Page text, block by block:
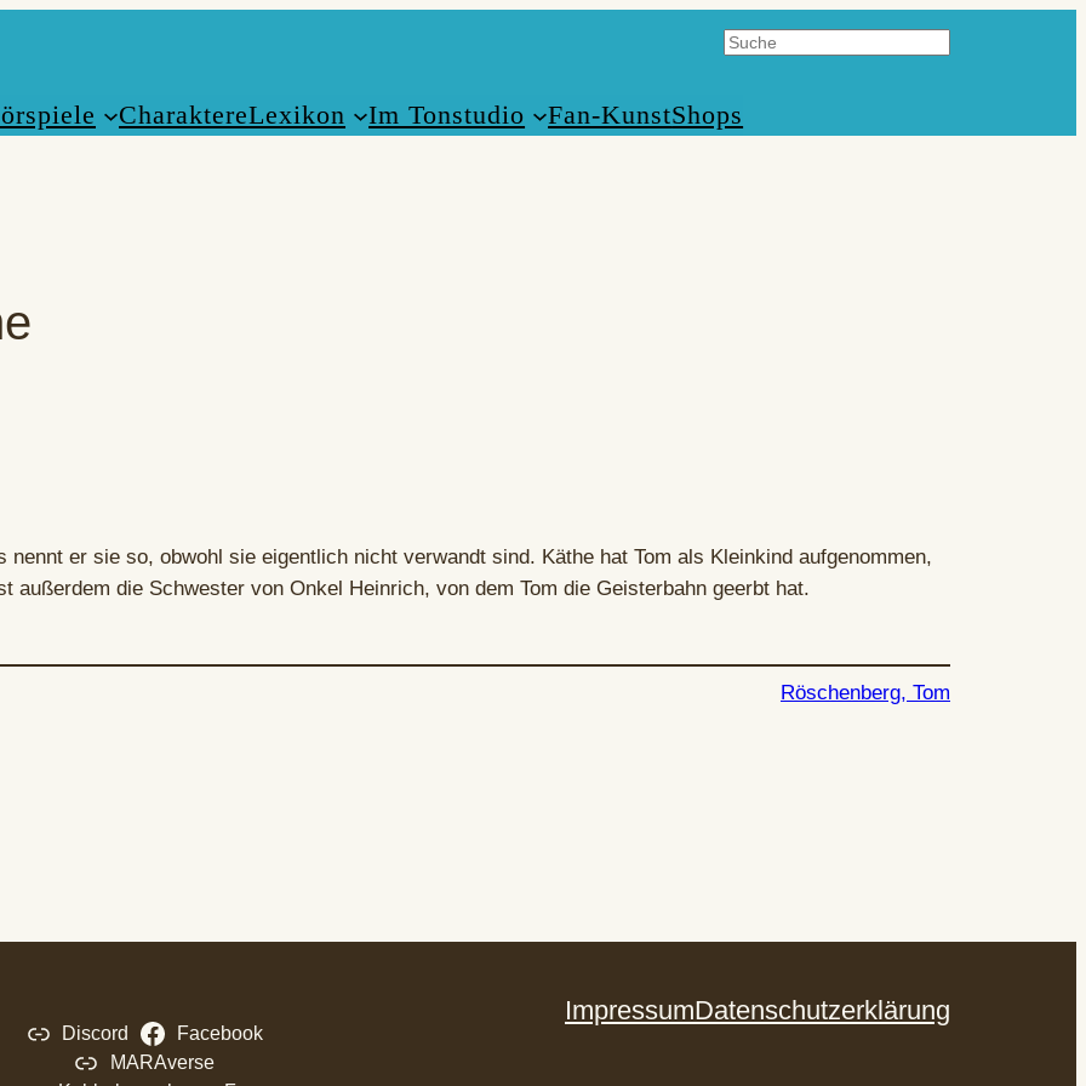
Suchen
CharaktereLexikon Im Tonstudio Fan-KunstShops
nennt er sie so, obwohl sie eigentlich nicht verwandt sind. Käthe hat Tom als Kleinkind aufgenommen,
außerdem die Schwester von Onkel Heinrich, von dem Tom die Geisterbahn geerbt hat.
Röschenberg, Tom
Discord
Facebook
MARAverse
ImpressumDatenschutzerklärung